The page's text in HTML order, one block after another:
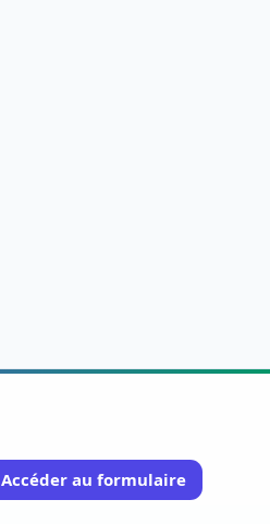
Accéder au formulaire